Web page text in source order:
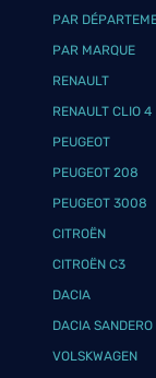
PAR
PAR MARQUE
RENAULT
RENAULT CLIO 4
PEUGEOT
PEUGEOT 208
PEUGEOT 3008
CITROËN
CITROËN C3
DACIA
DACIA SANDERO
VOLSKWAGEN